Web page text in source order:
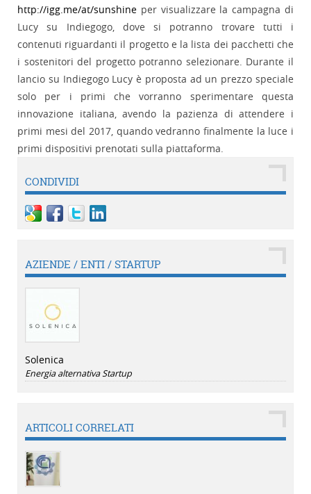
http://igg.me/at/sunshine per visualizzare la campagna di
Lucy su Indiegogo, dove si potranno trovare tutti i
contenuti riguardanti il progetto e la lista dei pacchetti che
i sostenitori del progetto potranno selezionare. Durante il
lancio su Indiegogo Lucy è proposta ad un prezzo speciale
solo per i primi che vorranno sperimentare questa
innovazione italiana, avendo la pazienza di attendere i
primi mesi del 2017, quando vedranno finalmente la luce i
primi dispositivi prenotati sulla piattaforma.
CONDIVIDI
AZIENDE / ENTI / STARTUP
Solenica
Energia alternativaStartup
ARTICOLI CORRELATI